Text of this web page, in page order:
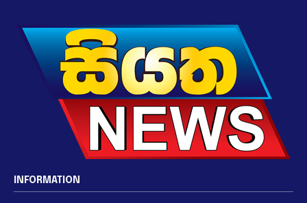
INFORMATION